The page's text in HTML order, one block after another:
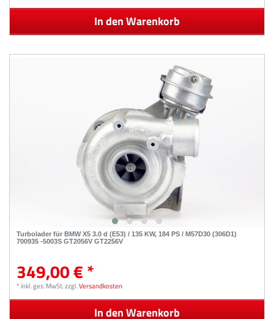
In den Warenkorb
Turbolader für BMW X5 3.0 d (E53) / 135 KW, 184 PS / M57D30 (306D1)
700935 -5003S GT2056V GT2256V
349,00 € *
*inkl. ges. MwSt.zzgl.Versandkosten
In den Warenkorb